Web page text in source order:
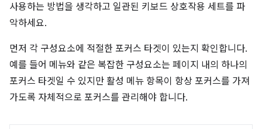
사용하는 방법을 생각하고 일관된 키보드 상호작용 세트를 파
악하세요.
먼저 각 구성요소에 적절한 포커스 타겟이 있는지 확인합니다.
예를 들어 메뉴와 같은 복잡한 구성요소는 페이지 내의 하나의
포커스 타겟일 수 있지만 활성 메뉴 항목이 항상 포커스를 가져
가도록 자체적으로 포커스를 관리해야 합니다.